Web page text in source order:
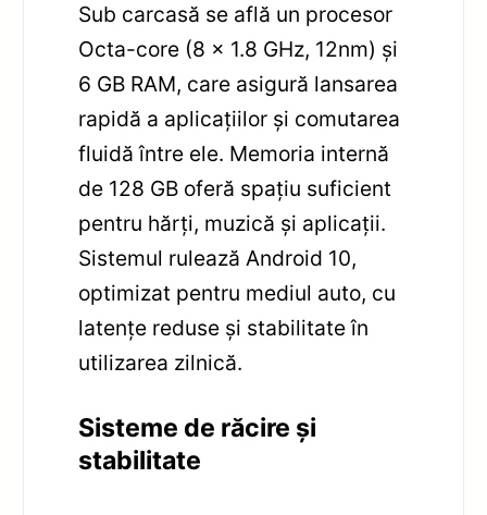
Sub carcasă se află un procesor
Octa-core (8 x 1.8 GHz, 12nm) și
6 GB RAM, care asigură lansarea
rapidă a aplicațiilor și comutarea
fluidă între ele. Memoria internă
de 128 GB oferă spațiu suficient
pentru hărți, muzică și aplicații.
Sistemul rulează Android 10,
optimizat pentru mediul auto, cu
latențe reduse și stabilitate în
utilizarea zilnică.
Sisteme de răcire și
stabilitate